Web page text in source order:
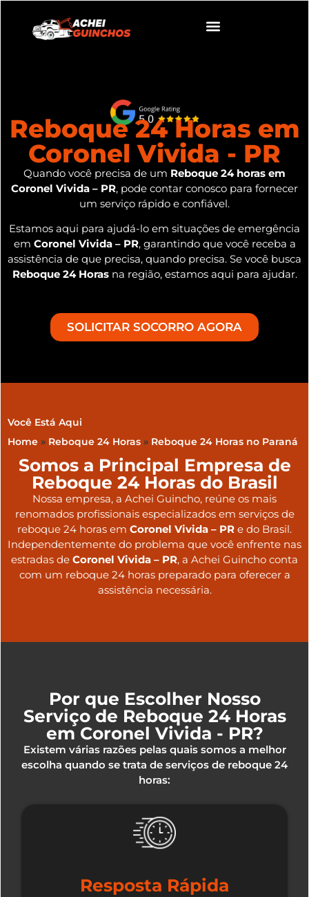
Reboque 24 Horas em
Coronel Vivida - PR
Quando você precisa de um Reboque 24 horas em
Coronel Vivida – PR, pode contar conosco para fornecer
um serviço rápido e confiável.
Estamos aqui para ajudá-lo em situações de emergência
em Coronel Vivida – PR, garantindo que você receba a
assistência de que precisa, quando precisa. Se você busca
Reboque 24 Horasna região, estamos aqui para ajudar.
SOLICITAR SOCORRO AGORA
Você Está Aqui
Home » Reboque 24 Horas » Reboque 24 Horas no Paraná
Somos a Principal Empresa de
Reboque 24 Horas do Brasil
Nossa empresa, a Achei Guincho, reúne os mais
renomados profissionais especializados em serviços de
reboque 24 horas em Coronel Vivida – PR e do Brasil.
Independentemente do problema que você enfrente nas
estradas de Coronel Vivida – PR, a Achei Guincho conta
com um reboque 24 horas preparado para oferecer a
assistência necessária.
Por que Escolher Nosso
Serviço de Reboque 24 Horas
em Coronel Vivida - PR?
Existem várias razões pelas quais somos a melhor
escolha quando se trata de serviços de reboque 24
horas:
Resposta Rápida